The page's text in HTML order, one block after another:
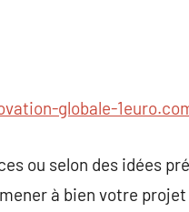
globale-
ou selon des idées
à bien votre